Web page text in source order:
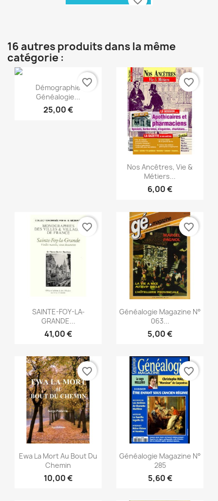
Aperçu rapide
16 autres produits dans la même
catégorie :
Aperçu rapide
Démographie
Généalogie...
25,00 €
favorite_border
Aperçu rapide
Nos Ancêtres, Vie &
Métiers...
6,00 €
favorite_border
Aperçu rapide
SAlNTE-FOY-LA-
GRANDE...
41,00 €
favorite_border
Aperçu rapide
Généalogie Magazine N°
063...
5,00 €
favorite_border
 Aperçu rapide
Ewa La Mort Au Bout Du
Chemin
10,00 €
favorite_border
Aperçu rapide
Généalogie Magazine N°
285
5,60 €
favorite_border